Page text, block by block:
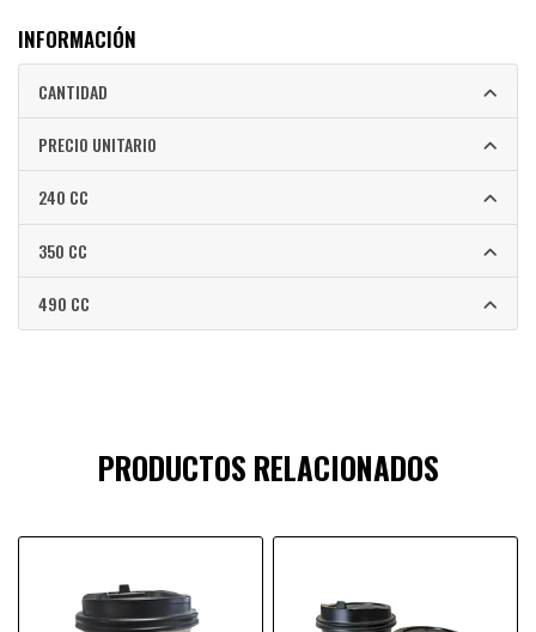
INFORMACIÓN
CANTIDAD
PRECIO UNITARIO
240 CC
350 CC
490 CC
PRODUCTOS RELACIONADOS